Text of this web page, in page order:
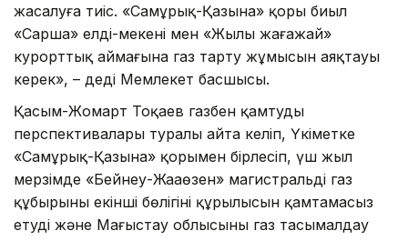
жасалуға тиіс. «Самұрық-Қазына» қоры биыл
«Сарша» елді-мекені мен «Жылы жағажай»
курорттық аймағына газ тарту жұмысын аяқтауы
керек», – деді Мемлекет басшысы.
Қасым-Жомарт Тоқаев газбен қамтудың
перспективалары туралы айта келіп, Үкіметке
«Самұрық-Қазына» қорымен бірлесіп, үш жыл
мерзімде «Бейнеу-Жаңаөзен» магистральді газ
құбырының екінші бөлігінің құрылысын қамтамасыз
етуді және Маңғыстау облысының газ тасымалдау